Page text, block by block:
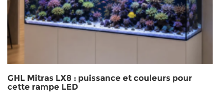
GHL Mitras LX8 : puissance et couleurs pour
cette rampe LED